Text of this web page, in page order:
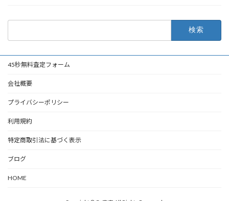
45秒無料査定フォーム
会社概要
プライバシーポリシー
利用規約
特定商取引法に基づく表示
ブログ
HOME